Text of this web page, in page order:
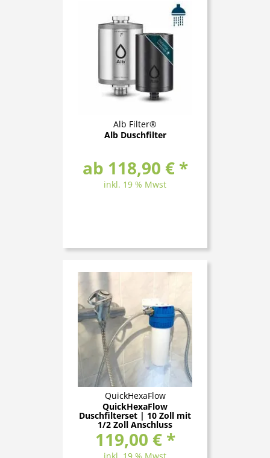
Alb Filter®
Alb Duschfilter
ab 118,90 € *
inkl. 19 % Mwst
QuickHexaFlow
QuickHexaFlow
Duschfilterset | 10 Zoll mit
1/2 Zoll Anschluss
119,00 € *
inkl. 19 % Mwst